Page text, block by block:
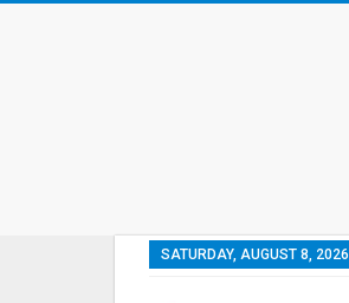
SATURDAY, AUGUST 8, 2026